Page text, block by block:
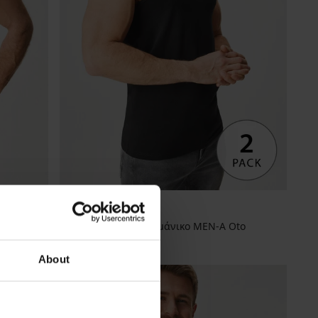
About
2PACK Βαμβακερό αμάνικο MEN-A Oto
22,99 €